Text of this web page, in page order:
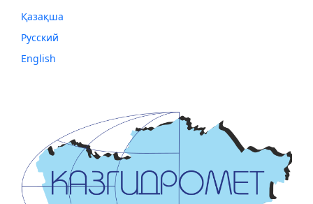
Қазақша
Русский
English